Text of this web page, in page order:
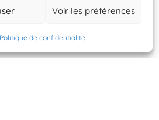
Voir les préférences
de confidentialité
ugomad